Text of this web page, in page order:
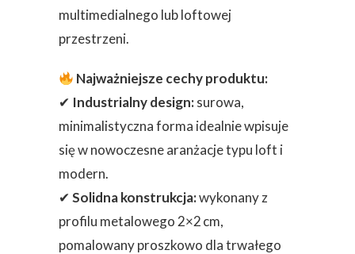
multimedialnego lub loftowej
przestrzeni.
Najważniejsze cechy produktu:
✔ Industrialny design:surowa,
minimalistyczna forma idealnie wpisuje
się w nowoczesne aranżacje typu loft i
modern.
✔ Solidna konstrukcja:wykonany z
profilu metalowego 2×2 cm,
pomalowany proszkowo dla trwałego